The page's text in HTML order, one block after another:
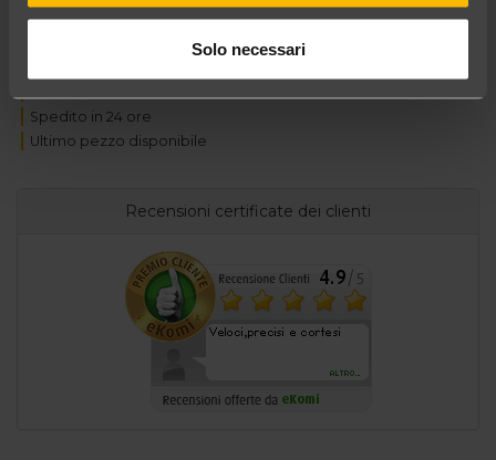
Solo necessari
Akrapovic Porta USB in pelle 80 x 35 mm
Spedito in 24 ore
Ultimo pezzo disponibile
Recensioni certificate dei clienti